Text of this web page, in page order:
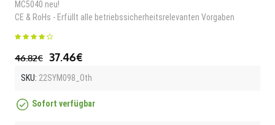
MC5040 neu!
CE & RoHs - Erfüllt alle betriebssicherheitsrelevanten Vorgaben
46.82€ 37.46€
SKU: 22SYM098_Oth
Sofort verfügbar